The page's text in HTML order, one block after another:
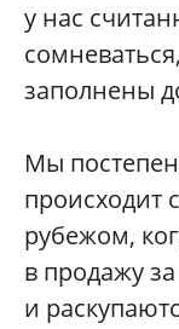
у нас
заполнены
Мы
происходит
рубежом,
в продажу
и